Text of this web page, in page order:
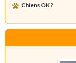
Chiens OK ?